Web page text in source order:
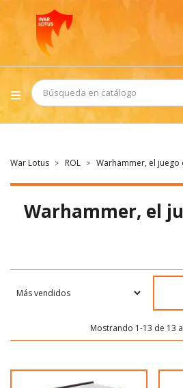
War Lotus ROL Warhammer, el juego
Warhammer, el
Mostrando 1-13 de 13